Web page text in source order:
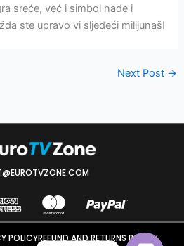
sreće, već i simbol nade i
ste upravo vi sljedeći milijunaš!
Next Post →
POLICYREFUND AND RETURNS POLICY